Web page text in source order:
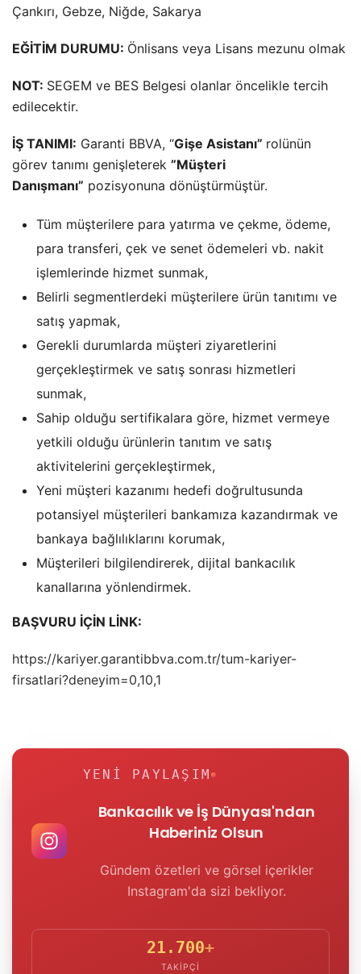
Çankırı, Gebze, Niğde, Sakarya
EĞİTİM DURUMU: Önlisans veya Lisans mezunu olmak
NOT: SEGEM ve BES Belgesi olanlar öncelikle tercih
edilecektir.
İŞ TANIMI: Garanti BBVA, “Gişe Asistanı” rolünün
görev tanımı genişleterek ”Müşteri
Danışmanı” pozisyonuna dönüştürmüştür.
Tüm müşterilere para yatırma ve çekme, ödeme,
para transferi, çek ve senet ödemeleri vb. nakit
işlemlerinde hizmet sunmak,
Belirli segmentlerdeki müşterilere ürün tanıtımı ve
satış yapmak,
Gerekli durumlarda müşteri ziyaretlerini
gerçekleştirmek ve satış sonrası hizmetleri
sunmak,
Sahip olduğu sertifikalara göre, hizmet vermeye
yetkili olduğu ürünlerin tanıtım ve satış
aktivitelerini gerçekleştirmek,
Yeni müşteri kazanımı hedefi doğrultusunda
potansiyel müşterileri bankamıza kazandırmak ve
bankaya bağlılıklarını korumak,
Müşterileri bilgilendirerek, dijital bankacılık
kanallarına yönlendirmek.
BAŞVURU İÇİN LİNK:
https://kariyer.garantibbva.com.tr/tum-kariyer-
firsatlari?deneyim=0,10,1
YENI PAYLAŞIM
Bankacılık ve İş Dünyası'ndan
Haberiniz Olsun
Gündem özetleri ve görsel içerikler
Instagram'da sizi bekliyor.
21.700+
TAKIPÇI